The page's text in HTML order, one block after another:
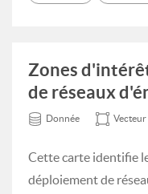
Zones
de réseaux
Donnée Vecteur
Cette carte identifie
déploiement de